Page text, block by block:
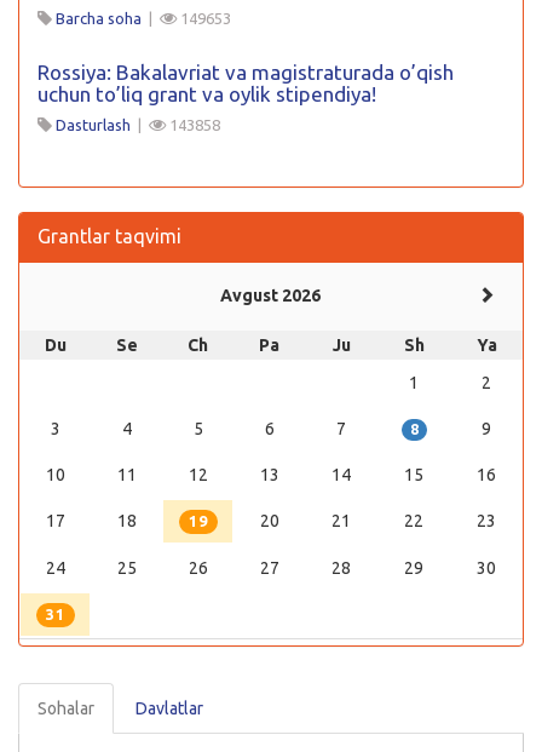
Barcha soha | 149653
Rossiya: Bakalavriat va magistraturada o’qish
uchun to’liq grant va oylik stipendiya!
Dasturlash | 143858
Grantlar taqvimi
Avgust 2026
Du Se Ch Pa Ju Sh
Ya
1
2
3 4 5 6 7 8 9
10 11 12 13 14 15 16
17 18 19 20 21 22 23
24 25 26 27 28 29 30
31
Sohalar Davlatlar